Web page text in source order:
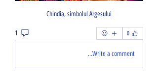
Chindia, simbolul Argesului
0
1
Write a comment...